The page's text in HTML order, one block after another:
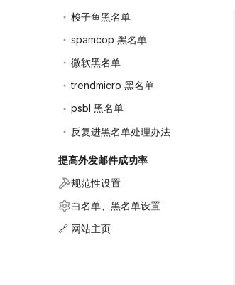
梭子鱼黑名单
spamcop 黑名单
微软黑名单
trendmicro 黑名单
psbl 黑名单
反复进黑名单处理办法
提高外发邮件成功率
规范性设置
白名单、黑名单设置
🔗 网站主页